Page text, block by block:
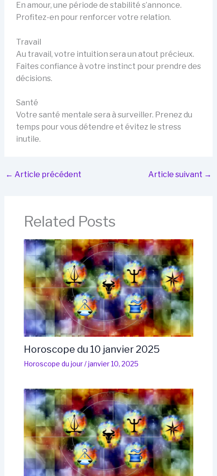
En amour, une période de stabilité s’annonce.
Profitez-en pour renforcer votre relation.
Travail
Au travail, votre intuition sera un atout précieux.
Faites confiance à votre instinct pour prendre des
décisions.
Santé
Votre santé mentale sera à surveiller. Prenez du
temps pour vous détendre et évitez le stress
inutile.
← Article précédent Article suivant →
Related Posts
Horoscope du 10 janvier 2025
Horoscope du jour/janvier 10, 2025